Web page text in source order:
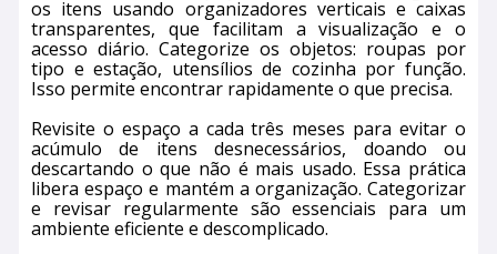
os itens usando organizadores verticais e caixas
transparentes, que facilitam a visualização e o
acesso diário. Categorize os objetos: roupas por
tipo e estação, utensílios de cozinha por função.
Isso permite encontrar rapidamente o que precisa.
Revisite o espaço a cada três meses para evitar o
acúmulo de itens desnecessários, doando ou
descartando o que não é mais usado. Essa prática
libera espaço e mantém a organização. Categorizar
e revisar regularmente são essenciais para um
ambiente eficiente e descomplicado.